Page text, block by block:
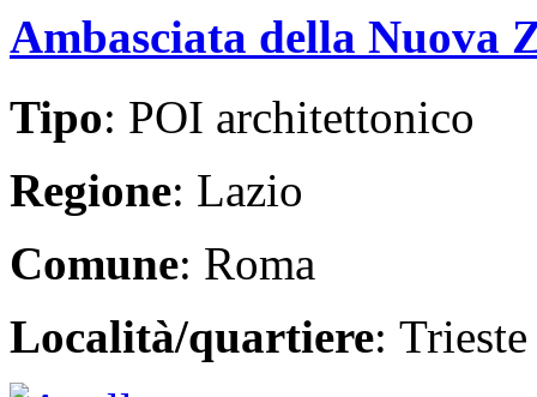
Ambasciata della Nuova
Tipo: POI architettonico
Regione: Lazio
Comune: Roma
Località/quartiere: Trieste